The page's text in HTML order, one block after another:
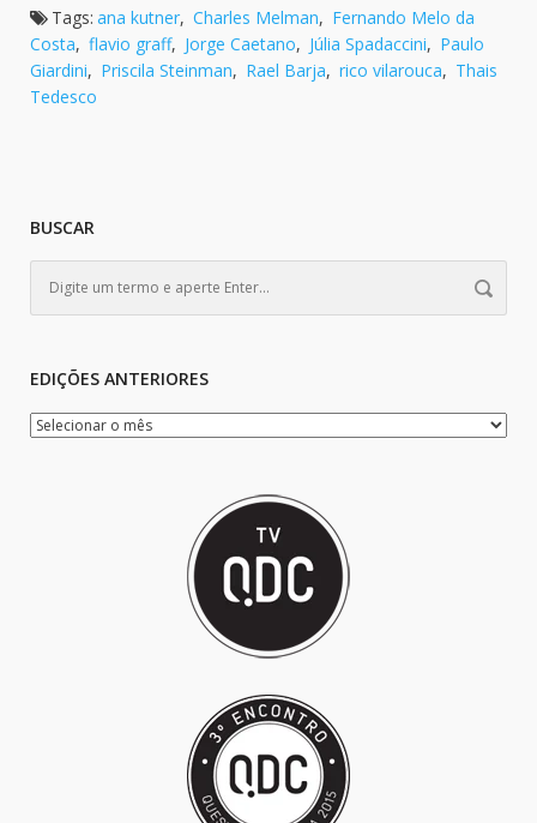
Tags: ana kutner, Charles Melman, Fernando Melo da
Costa, flavio graff, Jorge Caetano, Júlia Spadaccini, Paulo
Giardini, Priscila Steinman, Rael Barja, rico vilarouca, Thais
Tedesco
BUSCAR
EDIÇÕES ANTERIORES